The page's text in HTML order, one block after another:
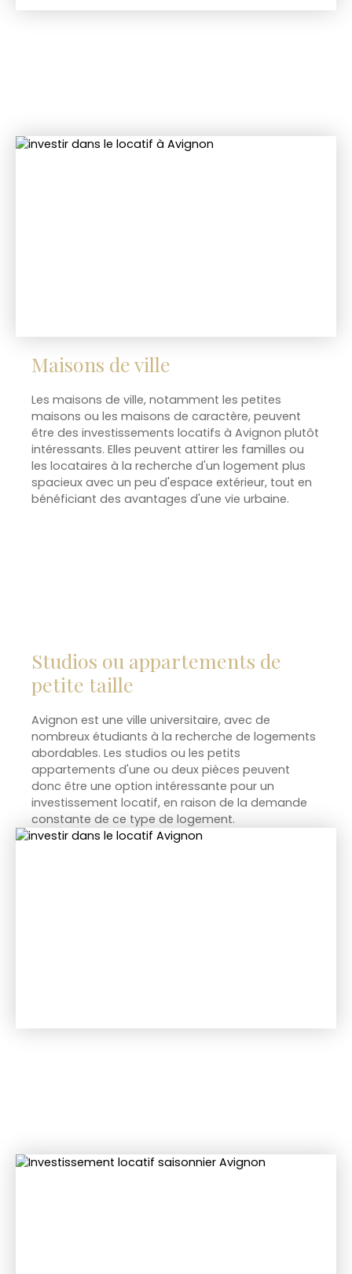
Maisons de ville
Les maisons de ville, notamment les petites
maisons ou les maisons de caractère, peuvent
être des investissements locatifs à Avignon plutôt
intéressants. Elles peuvent attirer les familles ou
les locataires à la recherche d'un logement plus
spacieux avec un peu d'espace extérieur, tout en
bénéficiant des avantages d'une vie urbaine.
Studios ou appartements de
petite taille
Avignon est une ville universitaire, avec de
nombreux étudiants à la recherche de logements
abordables. Les studios ou les petits
appartements d'une ou deux pièces peuvent
donc être une option intéressante pour un
investissement locatif, en raison de la demande
constante de ce type de logement.